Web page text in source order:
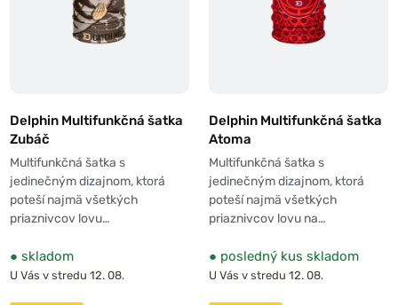
Delphin Multifunkčná šatka
Zubáč
Multifunkčná šatka s
jedinečným dizajnom, ktorá
poteší najmä všetkých
priaznivcov lovu…
● skladom
U Vás v stredu 12. 08.
Delphin Multifunkčná šatka
Atoma
Multifunkčná šatka s
jedinečným dizajnom, ktorá
poteší najmä všetkých
priaznivcov lovu na…
● posledný kus skladom
U Vás v stredu 12. 08.